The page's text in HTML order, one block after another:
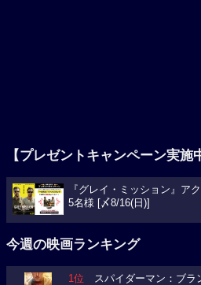
【プレゼントキャンペーン実施
『グレイ・ミッション』ア
5名様 [〆8/16(日)]
今週の映画ランキング
1位 スパイダーマン：ブラ